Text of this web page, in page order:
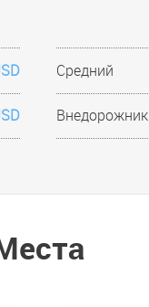
Средний
Внедорожник